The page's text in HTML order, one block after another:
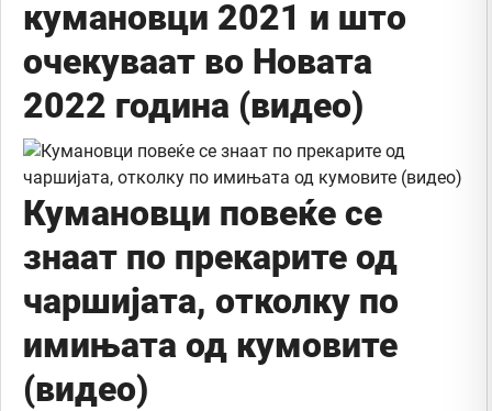
кумановци 2021 и што
очекуваат во Новата
2022 година (видео)
Кумановци повеќе се
знаат по прекарите од
чаршијата, отколку по
имињата од кумовите
(видео)